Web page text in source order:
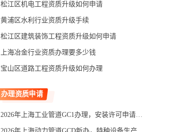
松江区机电工程资质升级如何申请
黄浦区水利行业资质升级手续
松江区建筑装饰工程资质升级如何申请
上海冶金行业资质办理要多少钱
宝山区道路工程资质升级如何办理
办理资质申请
2026年上海工业管道GC1办理，安装许可申请条件有哪些